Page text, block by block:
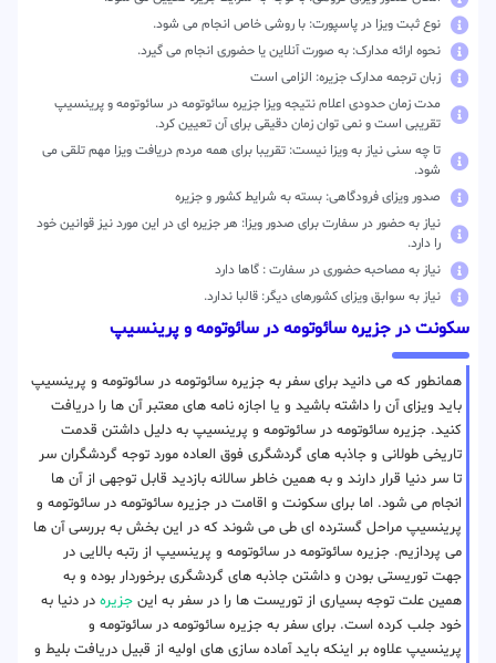
نوع ثبت ویزا در پاسپورت: با روشی خاص انجام می شود.
نحوه ارائه مدارک: به صورت آنلاین یا حضوری انجام می گیرد.
زبان ترجمه مدارک جزیره: الزامی است
مدت زمان حدودی اعلام نتیجه ویزا جزیره سائوتومه در سائوتومه و پرینسیپ
تقریبی است و نمی توان زمان دقیقی برای آن تعیین کرد.
تا چه سنی نیاز به ویزا نیست: تقریبا برای همه مردم دریافت ویزا مهم تلقی می
شود.
صدور ویزای فرودگاهی: بسته به شرایط کشور و جزیره
نیاز به حضور در سفارت برای صدور ویزا: هر جزیره ای در این مورد نیز قوانین خود
را دارد.
نیاز به مصاحبه حضوری در سفارت : گاها دارد
نیاز به سوابق ویزای کشورهای دیگر: قالبا ندارد.
سکونت در جزیره سائوتومه در سائوتومه و پرینسیپ
همانطور که می دانید برای سفر به جزیره سائوتومه در سائوتومه و پرینسیپ
باید ویزای آن را داشته باشید و یا اجازه نامه های معتبر آن ها را دریافت
کنید. جزیره سائوتومه در سائوتومه و پرینسیپ به دلیل داشتن قدمت
تاریخی طولانی و جاذبه های گردشگری فوق العاده مورد توجه گردشگران سر
تا سر دنیا قرار دارند و به همین خاطر سالانه بازدید قابل توجهی از آن ها
انجام می شود. اما برای سکونت و اقامت در جزیره سائوتومه در سائوتومه و
پرینسیپ مراحل گسترده ای طی می شوند که در این بخش به بررسی آن ها
می پردازیم. جزیره سائوتومه در سائوتومه و پرینسیپ از رتبه بالایی در
جهت توریستی بودن و داشتن جاذبه های گردشگری برخوردار بوده و به
همین علت توجه بسیاری از توریست ها را در سفر به این جزیره در دنیا به
خود جلب کرده است. برای سفر به جزیره سائوتومه در سائوتومه و
پرینسیپ علاوه بر اینکه باید آماده سازی های اولیه از قبیل دریافت بلیط و